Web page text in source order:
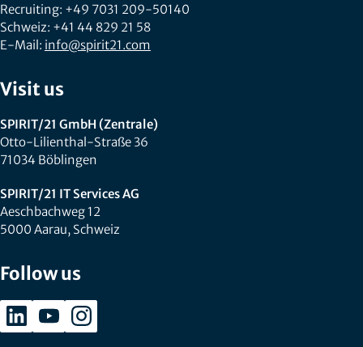
Recruiting: +49 7031 209-50140
Schweiz: +41 44 829 21 58
E-Mail: info@spirit21.com
Visit us
SPIRIT/21 GmbH (Zentrale)
Otto-Lilienthal-Straße 36
71034 Böblingen
SPIRIT/21 IT Services AG
Aeschbachweg 12
5000 Aarau, Schweiz
Follow us